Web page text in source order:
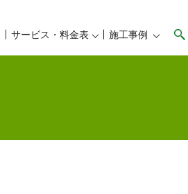
サービス・料金表 施工事例